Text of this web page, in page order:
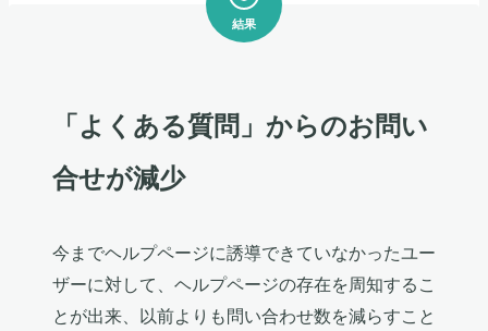
結果
「よくある質問」からのお問い
合せが減少
今までヘルプページに誘導できていなかったユー
ザーに対して、ヘルプページの存在を周知するこ
とが出来、以前よりも問い合わせ数を減らすこと